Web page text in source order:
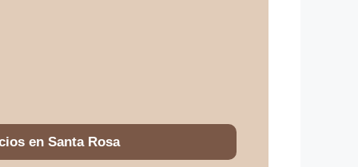
en Santa Rosa